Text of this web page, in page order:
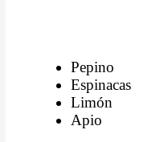
Pepino
Espinacas
Limón
Apio